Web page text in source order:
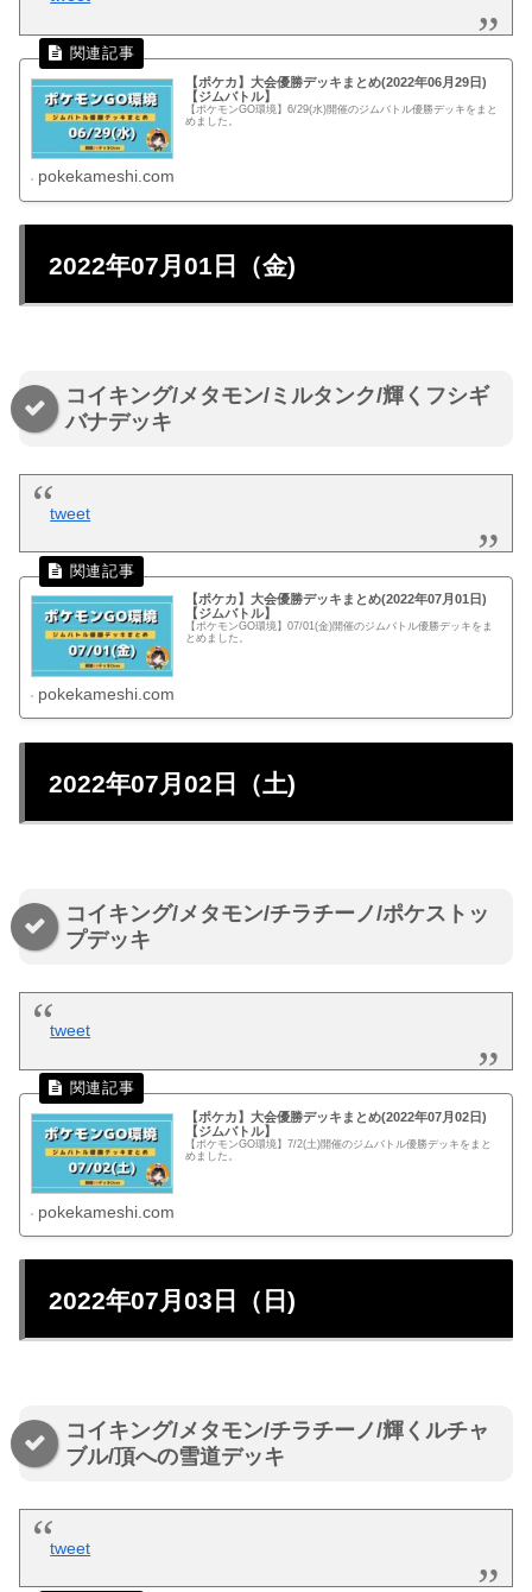
【ポケカ】大会優勝デッキまとめ(2022年06月29日)
【ジムバトル】
【ポケモンGO環境】6/29(水)開催のジムバトル優勝デッキをまと
めました。
pokekameshi.com
2022年07月01日（金)
コイキング/メタモン/ミルタンク/輝くフシギ
バナデッキ
tweet
【ポケカ】大会優勝デッキまとめ(2022年07月01日)
【ジムバトル】
【ポケモンGO環境】07/01(金)開催のジムバトル優勝デッキをま
とめました。
pokekameshi.com
2022年07月02日（土)
コイキング/メタモン/チラチーノ/ポケストッ
プデッキ
tweet
【ポケカ】大会優勝デッキまとめ(2022年07月02日)
【ジムバトル】
【ポケモンGO環境】7/2(土)開催のジムバトル優勝デッキをまと
めました。
pokekameshi.com
2022年07月03日（日)
コイキング/メタモン/チラチーノ/輝くルチャ
ブル/頂への雪道デッキ
tweet